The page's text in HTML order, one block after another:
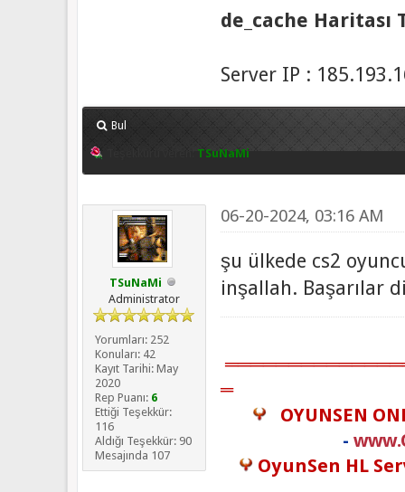
de_cache
Server IP :
Bul
TSuNaMi
TSuNaMi
Administrator
Yorumları: 252
Konuları: 42
Kayıt Tarihi: May
2020
Rep Puanı: 6
Ettiği Teşekkür:
116
Aldığı Teşekkür: 90
Mesajında 107
06-20-2024, 03:16 AM
şu ülkede cs2
inşallah. Başarılar
═
OYUNSEN
-
OyunSen HL